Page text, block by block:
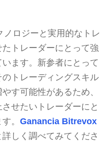
ロジーと実用的なトレ
トレーダーにとって強
ます。新参者にとって
トレーディングスキル
す可能性があるため、
せたいトレーダーにと
。 Ganancia Bitrevox
しく調べてみてくださ